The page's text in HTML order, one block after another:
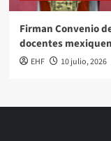
Firman Convenio
docentes
EHF 10 julio, 2026